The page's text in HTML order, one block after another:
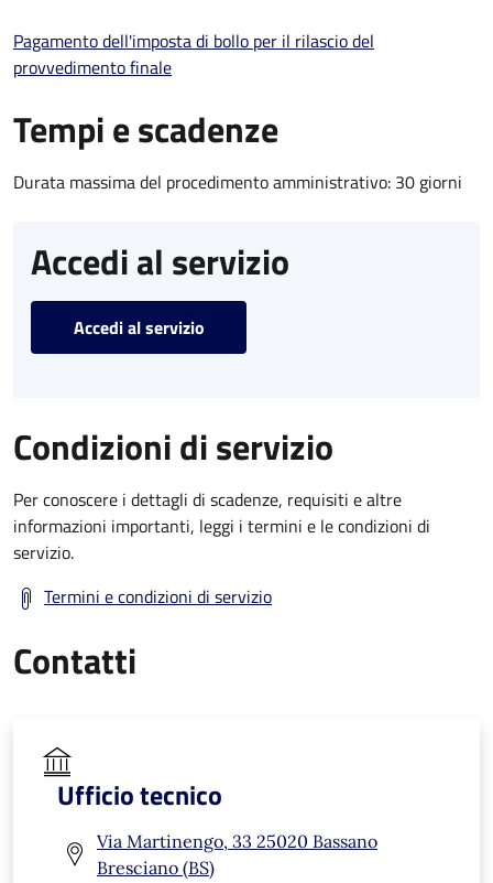
Pagamento dell'imposta di bollo per il rilascio del
provvedimento finale
Tempi e scadenze
Durata massima del procedimento amministrativo: 30 giorni
Accedi al servizio
Accedi al servizio
Condizioni di servizio
Per conoscere i dettagli di scadenze, requisiti e altre
informazioni importanti, leggi i termini e le condizioni di
servizio.
Termini e condizioni di servizio
Contatti
Ufficio tecnico
Via Martinengo, 33 25020 Bassano
Bresciano (BS)